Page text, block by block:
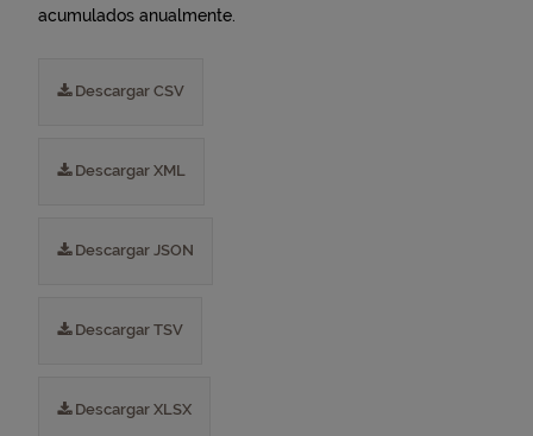
acumulados anualmente.
Descargar CSV
Descargar XML
Descargar JSON
Descargar TSV
Descargar XLSX